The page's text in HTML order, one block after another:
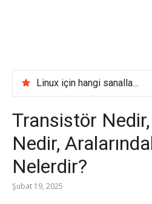
Linux için hangi sanallaştırma yazılımını kullanmalı
Transistör
Nedir,
Nelerdir?
Şubat 19, 2025